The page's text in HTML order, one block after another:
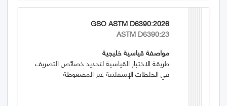
GSO ASTM D6390:2026
ASTM D6390:23
مواصفة قياسية خليجية
طريقة الاختبار القياسية لتحديد خصائص التصريف
في الخلطات الإسفلتية غير المضغوطة